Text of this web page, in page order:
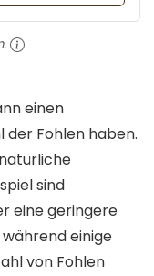
einen
der Fohlen haben.
sind
eine geringere
einige
von Fohlen